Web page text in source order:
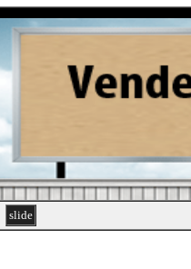
slide